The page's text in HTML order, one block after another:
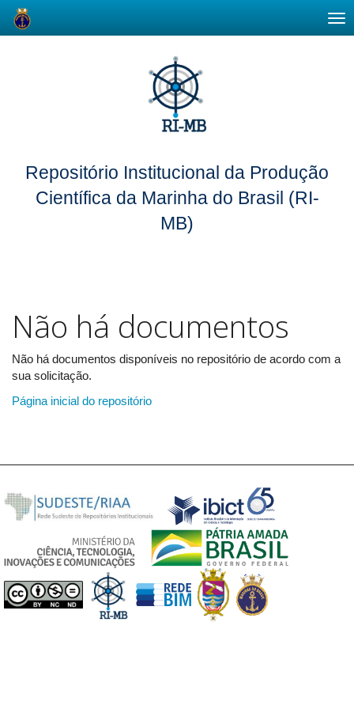
Repositório Institucional da Produção
Científica da Marinha do Brasil (RI-
MB)
Não há documentos
Não há documentos disponíveis no repositório de acordo com a
sua solicitação.
Página inicial do repositório